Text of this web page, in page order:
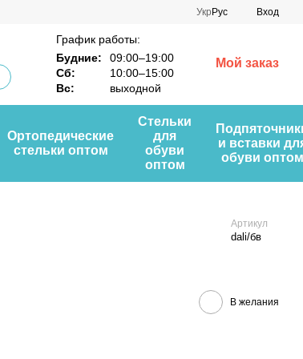
Укр Рус Вход
График работы:
Будние:
09:00–19:00
Сб:
10:00–15:00
Вс:
выходной
Мой заказ
Ортопедические
стельки оптом
Стельки
для
обуви
оптом
и вставки
обуви оптом
Артикул
dali/бв
В желания